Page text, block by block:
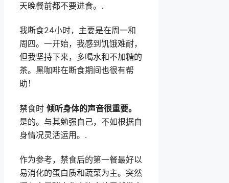
天晚餐前都不要进食。.
我断食24小时，主要是在周一和
周四。一开始，我感到饥饿难耐，
但我坚持下来，多喝水和不加糖的
茶。黑咖啡在断食期间也很有帮
助！
禁食时 倾听身体的声音很重要。
是的。与其勉强自己，不如根据自
身情况灵活运用。.
作为参考，禁食后的第一餐最好以
易消化的蛋白质和蔬菜为主。突然